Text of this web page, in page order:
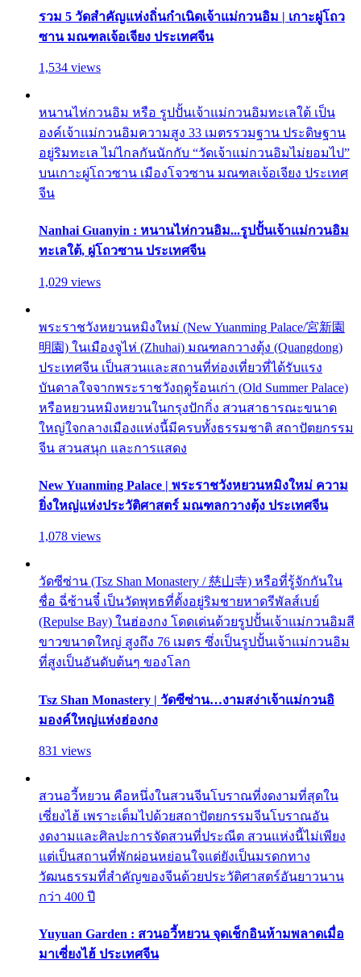
รวม 5 วัดสำคัญแห่งถิ่นกำเนิดเจ้าแม่กวนอิม | เกาะผู่โถว
ซาน มณฑลเจ้อเจียง ประเทศจีน
1,534 views
หนานไห่กวนอิม หรือ รูปปั้นเจ้าแม่กวนอิมทะเลใต้ เป็น
องค์เจ้าแม่กวนอิมความสูง 33 เมตรรวมฐาน ประดิษฐาน
อยู่ริมทะเล ไม่ไกลกันนักกับ “วัดเจ้าแม่กวนอิมไม่ยอมไป”
บนเกาะผู่โถวซาน เมืองโจวซาน มณฑลเจ้อเจียง ประเทศ
จีน
Nanhai Guanyin : หนานไห่กวนอิม...รูปปั้นเจ้าแม่กวนอิม
ทะเลใต้, ผู่โถวซาน ประเทศจีน
1,029 views
พระราชวังหยวนหมิงใหม่ (New Yuanming Palace/宮新園
明園) ในเมืองจูไห่ (Zhuhai) มณฑลกวางตุ้ง (Quangdong)
ประเทศจีน เป็นสวนและสถานที่ท่องเที่ยวที่ได้รับแรง
บันดาลใจจากพระราชวังฤดูร้อนเก่า (Old Summer Palace)
หรือหยวนหมิงหยวนในกรุงปักกิ่ง สวนสาธารณะขนาด
ใหญ่ใจกลางเมืองแห่งนี้มีครบทั้งธรรมชาติ สถาปัตยกรรม
จีน สวนสนุก และการแสดง
New Yuanming Palace | พระราชวังหยวนหมิงใหม่ ความ
ยิ่งใหญ่แห่งประวัติศาสตร์ มณฑลกวางตุ้ง ประเทศจีน
1,078 views
วัดซีซ่าน (Tsz Shan Monastery / 慈山寺) หรือที่รู้จักกันใน
ชื่อ ฉี่ซ้านจี๋ เป็นวัดพุทธที่ตั้งอยู่ริมชายหาดรีพัลส์เบย์
(Repulse Bay) ในฮ่องกง โดดเด่นด้วยรูปปั้นเจ้าแม่กวนอิมสี
ขาวขนาดใหญ่ สูงถึง 76 เมตร ซึ่งเป็นรูปปั้นเจ้าแม่กวนอิม
ที่สูงเป็นอันดับต้นๆ ของโลก
Tsz Shan Monastery | วัดซีซ่าน…งามสง่าเจ้าแม่กวนอิ
มองค์ใหญ่แห่งฮ่องกง
831 views
สวนอวี้หยวน คือหนึ่งในสวนจีนโบราณที่งดงามที่สุดใน
เซี่ยงไฮ้ เพราะเต็มไปด้วยสถาปัตยกรรมจีนโบราณอัน
งดงามและศิลปะการจัดสวนที่ประณีต สวนแห่งนี้ไม่เพียง
แต่เป็นสถานที่พักผ่อนหย่อนใจแต่ยังเป็นมรดกทาง
วัฒนธรรมที่สำคัญของจีนด้วยประวัติศาสตร์อันยาวนาน
กว่า 400 ปี
Yuyuan Garden : สวนอวี้หยวน จุดเช็กอินห้ามพลาดเมื่อ
มาเซี่ยงไฮ้ ประเทศจีน